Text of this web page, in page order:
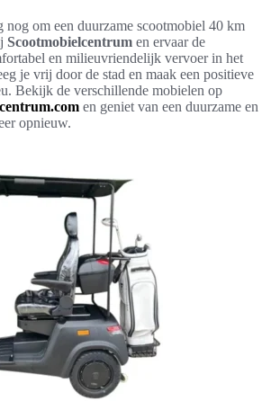
nog om een duurzame scootmobiel 40 km
Scootmobielcentrum en ervaar de
en milieuvriendelijk vervoer in het
je vrij door de stad en maak een positieve
Bekijk de verschillende mobielen op
en geniet van een duurzame en
opnieuw.